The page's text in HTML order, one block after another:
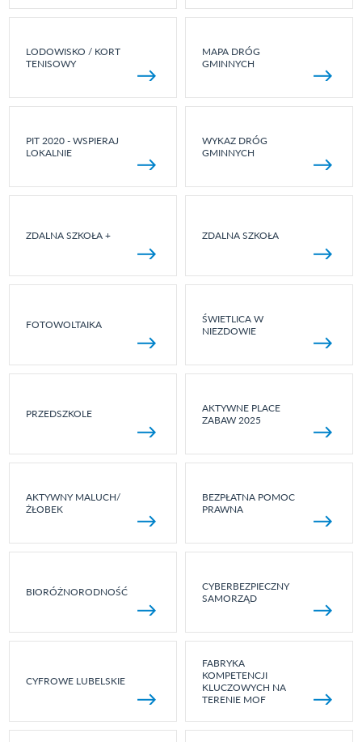
LODOWISKO / KORT
TENISOWY
MAPA DRÓG
GMINNYCH
PIT 2020 - WSPIERAJ
LOKALNIE
WYKAZ DRÓG
GMINNYCH
ZDALNA SZKOŁA + ZDALNA SZKOŁA
FOTOWOLTAIKA
ŚWIETLICA W
NIEZDOWIE
PRZEDSZKOLE
AKTYWNE PLACE
ZABAW 2025
AKTYWNY MALUCH/
ŻŁOBEK
BEZPŁATNA POMOC
PRAWNA
BIORÓŻNORODNOŚĆ
CYBERBEZPIECZNY
SAMORZĄD
CYFROWE LUBELSKIE
FABRYKA
KOMPETENCJI
KLUCZOWYCH NA
TERENIE MOF